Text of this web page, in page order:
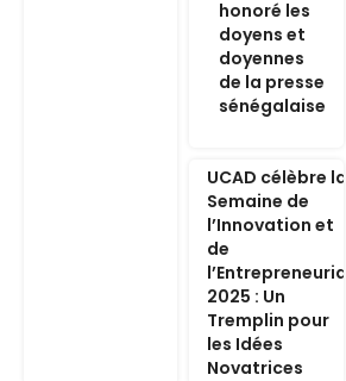
honoré les
doyens et
doyennes
de la presse
sénégalaise
UCAD célèbre la
Semaine de
l’Innovation et
de
l’Entrepreneuriat
2025 : Un
Tremplin pour
les Idées
Novatrices